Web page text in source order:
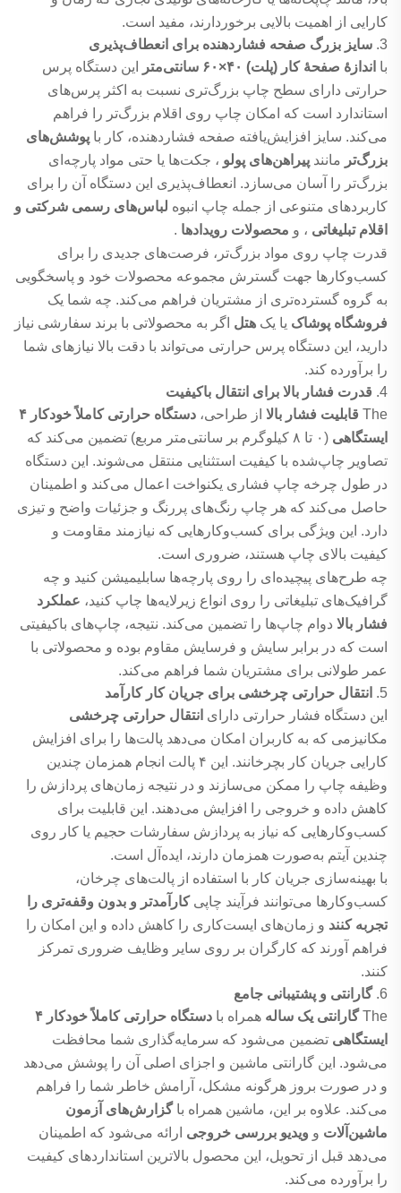
کارایی از اهمیت بالایی برخوردارند، مفید است.
3. سایز بزرگ صفحه فشاردهنده برای انعطاف‌پذیری
با اندازهٔ صفحهٔ کار (پلت) ۴۰×۶۰ سانتی‌متر
این دستگاه پرس
حرارتی دارای سطح چاپ بزرگ‌تری نسبت به اکثر پرس‌های
استاندارد است که امکان چاپ روی اقلام بزرگ‌تر را فراهم
می‌کند. سایز افزایش‌یافته صفحه فشاردهنده، کار با پوشش‌های
بزرگ‌تر مانند پیراهن‌های پولو ، جکت‌ها یا حتی مواد پارچه‌ای
بزرگ‌تر را آسان می‌سازد. انعطاف‌پذیری این دستگاه آن را برای
کاربردهای متنوعی از جمله چاپ انبوه لباس‌های رسمی شرکتی و
اقلام تبلیغاتی ، و محصولات رویدادها .
قدرت چاپ روی مواد بزرگ‌تر، فرصت‌های جدیدی را برای
کسب‌وکارها جهت گسترش مجموعه محصولات خود و پاسخگویی
به گروه گسترده‌تری از مشتریان فراهم می‌کند. چه شما یک
فروشگاه پوشاک یا یک هتل اگر به محصولاتی با برند سفارشی نیاز
دارید، این دستگاه پرس حرارتی می‌تواند با دقت بالا نیازهای شما
را برآورده کند.
4. قدرت فشار بالا برای انتقال باکیفیت
The قابلیت فشار بالا از طراحی،
دستگاه حرارتی کاملاً خودکار ۴
ایستگاهی
(۰ تا ۸ کیلوگرم بر سانتی‌متر مربع) تضمین می‌کند که
تصاویر چاپ‌شده با کیفیت استثنایی منتقل می‌شوند. این دستگاه
در طول چرخه چاپ فشاری یکنواخت اعمال می‌کند و اطمینان
حاصل می‌کند که هر چاپ رنگ‌های پررنگ و جزئیات واضح و تیزی
دارد. این ویژگی برای کسب‌وکارهایی که نیازمند مقاومت و
کیفیت بالای چاپ هستند، ضروری است.
چه طرح‌های پیچیده‌ای را روی پارچه‌ها سابلیمیشن کنید و چه
گرافیک‌های تبلیغاتی را روی انواع زیرلایه‌ها چاپ کنید، عملکرد
فشار بالا دوام چاپ‌ها را تضمین می‌کند. نتیجه، چاپ‌های باکیفیتی
است که در برابر سایش و فرسایش مقاوم بوده و محصولاتی با
عمر طولانی برای مشتریان شما فراهم می‌کند.
5.
انتقال حرارتی چرخشی برای جریان کار کارآمد
این دستگاه فشار حرارتی دارای انتقال حرارتی چرخشی
مکانیزمی که به کاربران امکان می‌دهد پالت‌ها را برای افزایش
کارایی جریان کار بچرخانند. این ۴ پالت انجام همزمان چندین
وظیفه چاپ را ممکن می‌سازند و در نتیجه زمان‌های پردازش را
کاهش داده و خروجی را افزایش می‌دهند. این قابلیت برای
کسب‌وکارهایی که نیاز به پردازش سفارشات حجیم یا کار روی
چندین آیتم به‌صورت همزمان دارند، ایده‌آل است.
با بهینه‌سازی جریان کار با استفاده از پالت‌های چرخان،
کسب‌وکارها می‌توانند فرآیند چاپیکارآمدتر و بدون وقفه‌تری را
تجربه کنند و زمان‌های ایست‌کاری را کاهش داده و این امکان را
فراهم آورند که کارگران بر روی سایر وظایف ضروری تمرکز
کنند.
6. گارانتی و پشتیبانی جامع
The گارانتی یک ساله همراه با
دستگاه حرارتی کاملاً خودکار ۴
ایستگاهی تضمین می‌شود که سرمایه‌گذاری شما محافظت
می‌شود. این گارانتی ماشین و اجزای اصلی آن را پوشش می‌دهد
و در صورت بروز هرگونه مشکل، آرامش خاطر شما را فراهم
می‌کند. علاوه بر این، ماشین همراه باگزارش‌های آزمون
ماشین‌آلات و ویدیو بررسی خروجی ارائه می‌شود که اطمینان
می‌دهد قبل از تحویل، این محصول بالاترین استانداردهای کیفیت
را برآورده می‌کند.